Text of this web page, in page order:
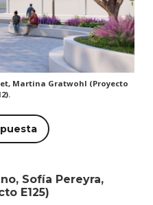
Martina Gratwohl (Proyecto
Sofía Pereyra,
E125)